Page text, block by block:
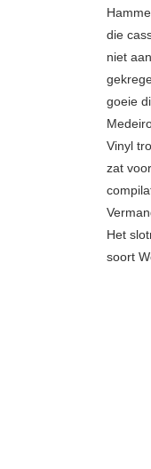
die
niet
goeie
Vinyl
zat
Het
soort